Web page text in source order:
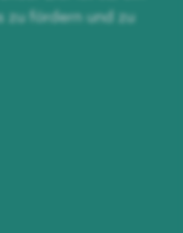
zu fördern und zu